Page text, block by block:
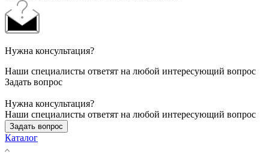
Нужна консультация?
Наши специалисты ответят на любой интересующий вопрос
Задать вопрос
Нужна консультация?
Наши специалисты ответят на любой интересующий вопрос
Задать вопрос
Каталог